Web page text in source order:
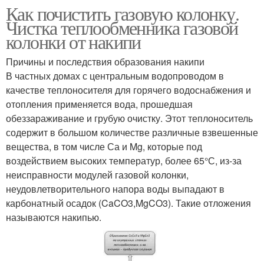
Как почистить газовую колонку.
Чистка теплообменника газовой
колонки от накипи
Причины и последствия образования накипи
В частных домах с центральным водопроводом в
качестве теплоносителя для горячего водоснабжения и
отопления применяется вода, прошедшая
обеззараживание и грубую очистку. Этот теплоноситель
содержит в большом количестве различные взвешенные
вещества, в том числе Са и Mg, которые под
воздействием высоких температур, более 65°С, из-за
неисправности модулей газовой колонки,
неудовлетворительного напора воды выпадают в
карбонатный осадок (CaCO3,MgCO3). Такие отложения
называются накипью.